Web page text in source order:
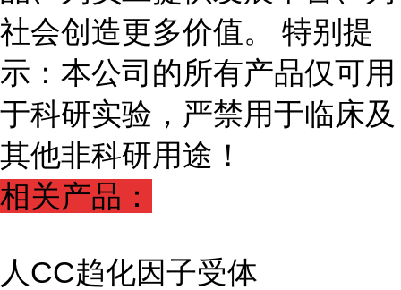
社会创造更多价值。 特别提
示：本公司的所有产品仅可用
于科研实验，严禁用于临床及
其他非科研用途！
相关产品：
人CC趋化因子受体